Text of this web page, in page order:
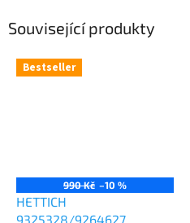
Související produkty
Bestseller
990 Kč –10 %
HETTICH
9325328/9264627